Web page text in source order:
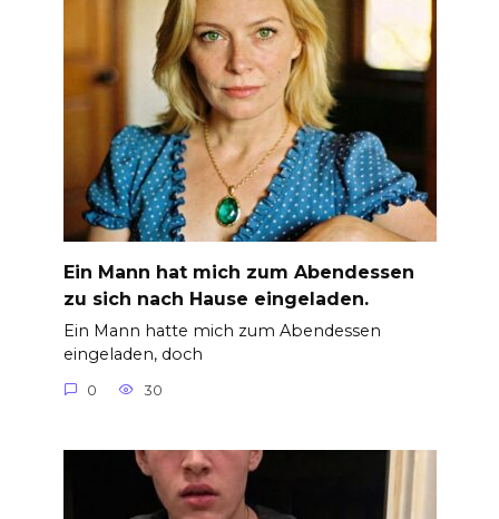
Ein Mann hat mich zum Abendessen
zu sich nach Hause eingeladen.
Ein Mann hatte mich zum Abendessen
eingeladen, doch
0 30